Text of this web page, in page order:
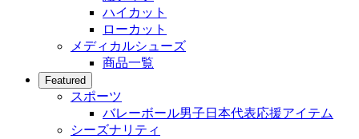
ハイカット
ローカット
メディカルシューズ
商品一覧
Featured
スポーツ
バレーボール男子日本代表応援アイテム
シーズナリティ